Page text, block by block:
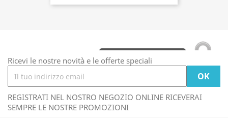
Ricevi le nostre novità e le offerte speciali
REGISTRATI NEL NOSTRO NEGOZIO ONLINE RICEVERAI
SEMPRE LE NOSTRE PROMOZIONI